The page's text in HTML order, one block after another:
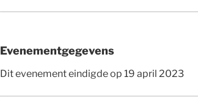
Evenementgegevens
Dit evenement eindigde op 19 april 2023